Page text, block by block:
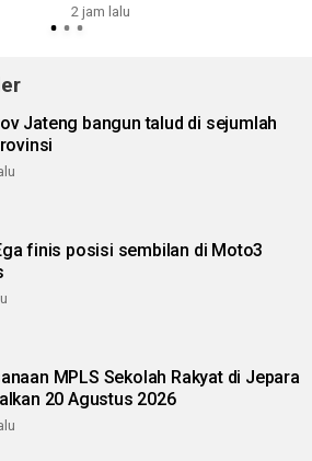
wisuda
2 jam lalu
Jateng bangun talud di sejumlah
finis posisi sembilan di Moto3
MPLS Sekolah Rakyat di Jepara
20 Agustus 2026